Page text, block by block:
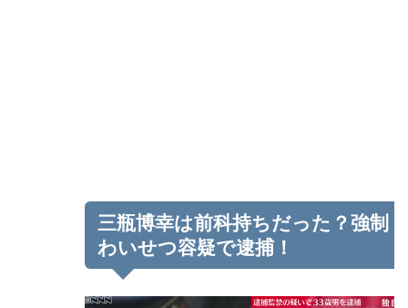
三瓶博幸は前科持ちだった？強制
わいせつ容疑で逮捕！